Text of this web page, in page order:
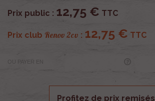
Prix public : 12,75 € TTC
Prix club Renov 2cv : 12,75 € TTC
OU PAYER EN
Profitez de prix remisés